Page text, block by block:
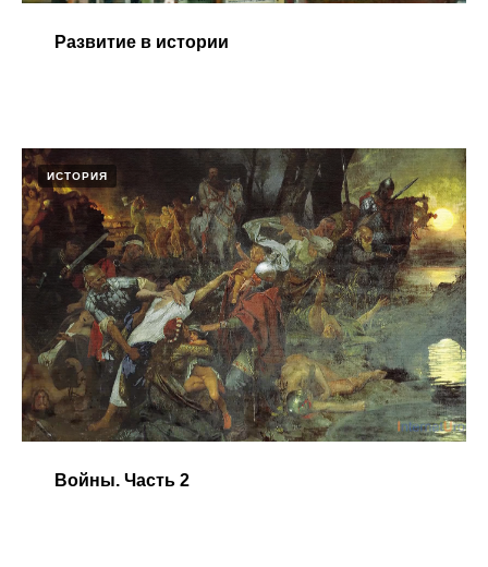
Развитие в истории​
ИСТОРИЯ
Войны. Часть 2​